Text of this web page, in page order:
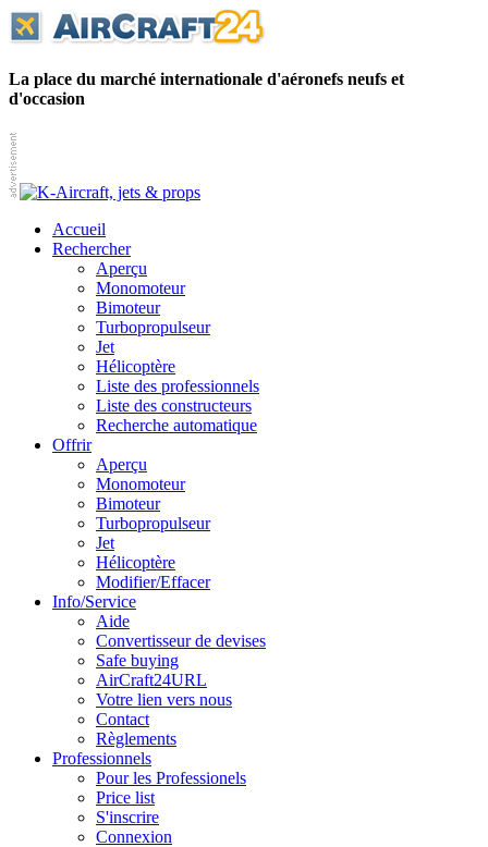
La place du marché internationale d'aéronefs neufs et
d'occasion
Accueil
Rechercher
Aperçu
Monomoteur
Bimoteur
Turbopropulseur
Jet
Hélicoptère
Liste des professionnels
Liste des constructeurs
Recherche automatique
Offrir
Aperçu
Monomoteur
Bimoteur
Turbopropulseur
Jet
Hélicoptère
Modifier/Effacer
Info/Service
Aide
Convertisseur de devises
Safe buying
AirCraft24URL
Votre lien vers nous
Contact
Règlements
Professionnels
Pour les Professionels
Price list
S'inscrire
Connexion